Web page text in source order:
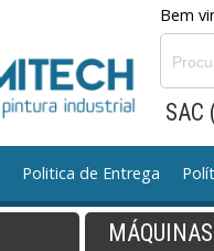
Bem
Politica de Entrega
CABO ELETR. PO